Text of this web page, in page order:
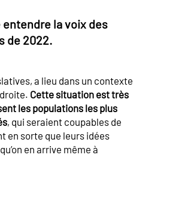
la voix des
de 2022.
a lieu dans un contexte
Cette situation est très
les populations les plus
, qui seraient coupables de
en sorte que leurs idées
en arrive même à